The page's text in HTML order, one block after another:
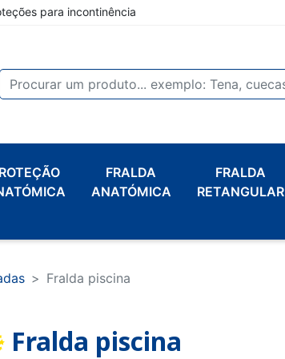
para incontinência
FRALDA
ANATÓMICA
FRALDA
RETANGULAR
Fralda piscina
Fralda piscina